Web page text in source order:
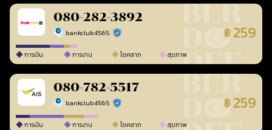
080-282-3892
bankclub4565 ร้านยืนยันแล้ว ฿ 259
การเงิน การงาน โชคลาภ สุขภาพ
080-782-5517
bankclub4565 ร้านยืนยันแล้ว ฿ 259
การเงิน การงาน โชคลาภ สุขภาพ